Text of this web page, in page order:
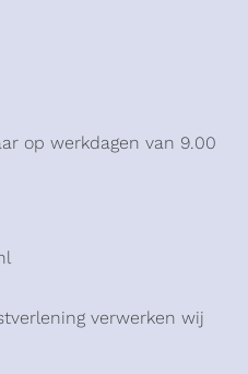
op werkdagen van 9.00
verwerken wij